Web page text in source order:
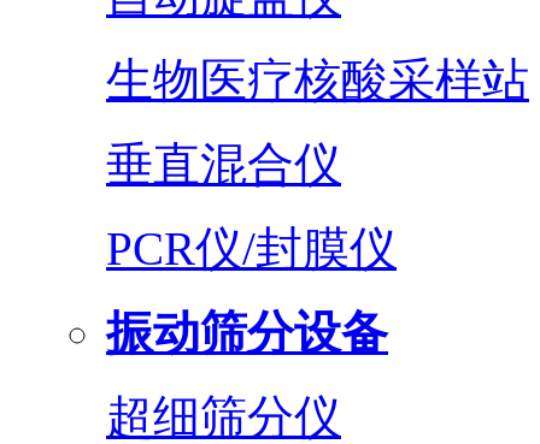
生物医疗核酸采样站
垂直混合仪
PCR仪/封膜仪
振动筛分设备
超细筛分仪